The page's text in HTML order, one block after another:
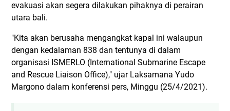
evakuasi akan segera dilakukan pihaknya di perairan
utara bali.
"Kita akan berusaha mengangkat kapal ini walaupun
dengan kedalaman 838 dan tentunya di dalam
organisasi ISMERLO (International Submarine Escape
and Rescue Liaison Office)," ujar Laksamana Yudo
Margono dalam konferensi pers, Minggu (25/4/2021).